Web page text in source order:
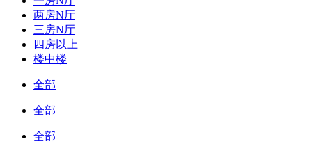
两房N厅
三房N厅
四房以上
楼中楼
全部
全部
全部